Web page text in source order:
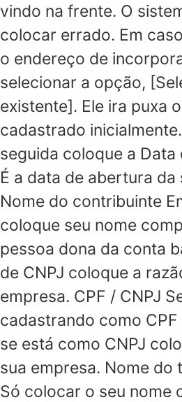
vindo na frente. O
colocar errado. Em
o endereço de
selecionar a opção,
existente]. Ele ira puxa
cadastrado
seguida coloque a
É a data de abertura da
Nome do contribuinte
coloque seu nome
pessoa dona da conta
de CNPJ coloque a
empresa. CPF / CNPJ
cadastrando como
se está como CNPJ
sua empresa. Nome do
Só colocar o seu nome